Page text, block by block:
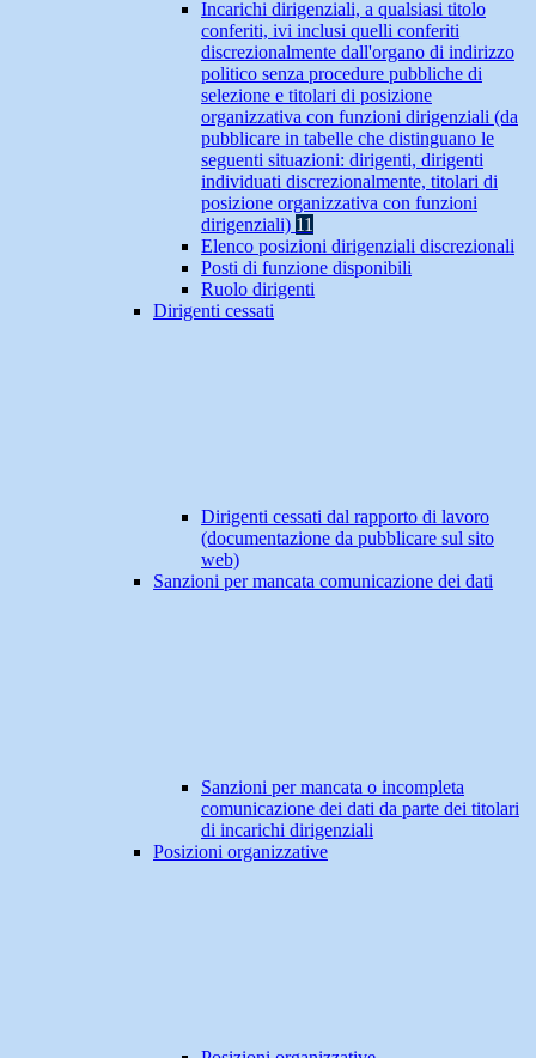
Incarichi dirigenziali, a qualsiasi titolo
conferiti, ivi inclusi quelli conferiti
discrezionalmente dall'organo di indirizzo
politico senza procedure pubbliche di
selezione e titolari di posizione
organizzativa con funzioni dirigenziali (da
pubblicare in tabelle che distinguano le
seguenti situazioni: dirigenti, dirigenti
individuati discrezionalmente, titolari di
posizione organizzativa con funzioni
dirigenziali) 11
Elenco posizioni dirigenziali discrezionali
Posti di funzione disponibili
Ruolo dirigenti
Dirigenti cessati
Dirigenti cessati dal rapporto di lavoro
(documentazione da pubblicare sul sito
web)
Sanzioni per mancata comunicazione dei dati
Sanzioni per mancata o incompleta
comunicazione dei dati da parte dei titolari
di incarichi dirigenziali
Posizioni organizzative